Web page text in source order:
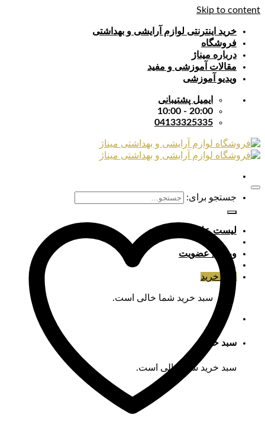
Skip to content
خرید اینترنتی لوازم آرایشی و بهداشتی
فروشگاه
درباره میناژ
مقالات آموزشی و مفید
ویدیو آموزشی
ایمیل پشتیبانی
20:00 - 10:00
04133325335
جستجو برای:
لیست علایق
ورود / عضویت
سبد خرید
سبد خرید شما خالی است.
سبد خرید
سبد خرید شما خالی است.